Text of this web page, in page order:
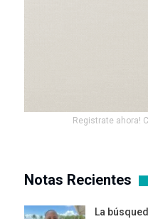
Registrate ahora!
Notas Recientes
La